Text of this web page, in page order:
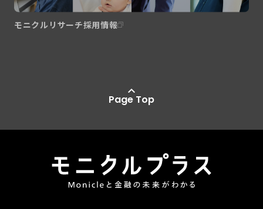
モニクルリサーチ採用情報
Page Top